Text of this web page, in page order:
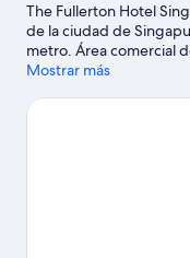
The Fullerton Hotel
de la ciudad de
metro. Área comercial
lugares imprescindibles
Jardines de la Bahía y
Mostrar más